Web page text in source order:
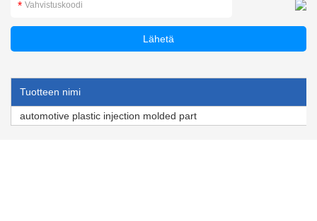
Tuotteen nimi
automotive plastic injection molded part